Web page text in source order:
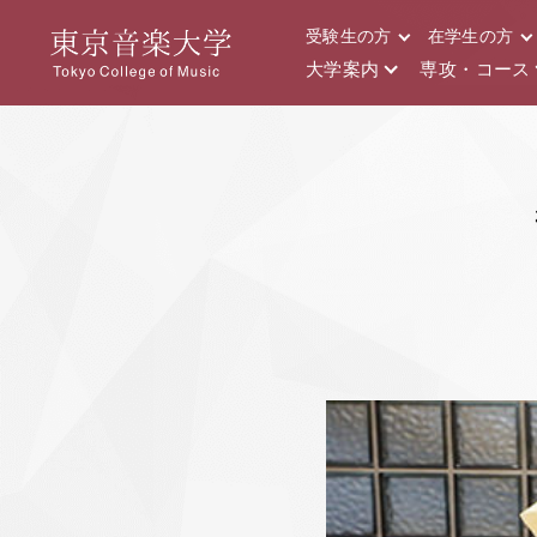
受験生の方 在学生の方
大学案内 専攻・コース